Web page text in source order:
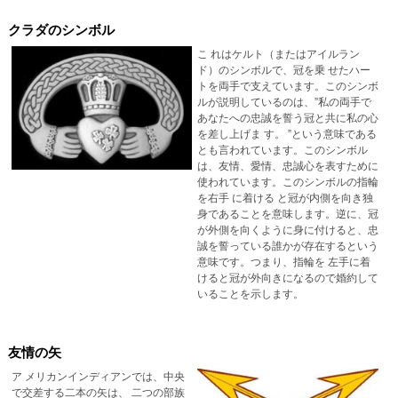
クラダのシンボル
こ れはケルト（またはアイルラン
ド）のシンボルで、冠を乗 せたハー
トを両手で支えています。このシンボ
ルが説明しているのは、”私の両手で
あなたへの忠誠を誓う冠と共に私の心
を差し上げま す。 ”という意味である
とも言われています。このシンボル
は、友情、愛情、忠誠心を表すために
使われています。このシンボルの指輪
を右手 に着ける と冠が内側を向き独
身であることを意味します。逆に、冠
が外側を向くように身に付けると、忠
誠を誓っている誰かが存在するという
意味です。つまり、指輪を 左手に着
けると冠が外向きになるので婚約して
いることを示します。
友情の矢
ア メリカンインディアンでは、中央
で交差する二本の矢は、 二つの部族